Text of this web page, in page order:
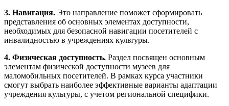
3. Навигация. Это направление поможет сформировать
представления об основных элементах доступности,
необходимых для безопасной навигации посетителей с
инвалидностью в учреждениях культуры.
4. Физическая доступность. Раздел посвящен основным
элементам физической доступности музеев для
маломобильных посетителей. В рамках курса участники
смогут выбрать наиболее эффективные варианты адаптации
учреждения культуры, с учетом региональной специфики.